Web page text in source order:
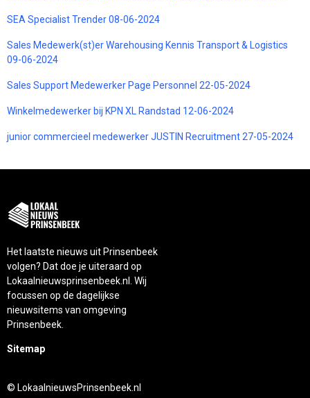
SEA Specialist Trender 08-06-2024
Sales Medewerk(st)er Warehousing Kennis Transport & Logistics
09-06-2024
Sales Support Medewerker Page Personnel 22-05-2024
Winkelmedewerker bij KPN XL Randstad 12-06-2024
junior commercieel medewerker JUSTIN Recruitment 27-05-2024
Het laatste nieuws uit Prinsenbeek
volgen? Dat doe je uiteraard op
Lokaalnieuwsprinsenbeek.nl. Wij
focussen op de dagelijkse
nieuwsitems van omgeving
Prinsenbeek.
Sitemap
© LokaalnieuwsPrinsenbeek.nl